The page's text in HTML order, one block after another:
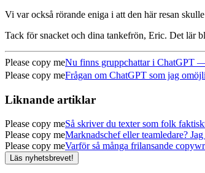
Vi var också rörande eniga i att den här resan
Tack för snacket och dina tankefrön, Eric. Det lär
Please copy meNu finns gruppchattar i ChatGPT
Please copy meFrågan om ChatGPT som jag
Liknande artiklar
Please copy meSå skriver du texter som folk
Please copy meMarknadschef eller teamledare?
Please copy meVarför så många frilansande
Läs nyhetsbrevet!